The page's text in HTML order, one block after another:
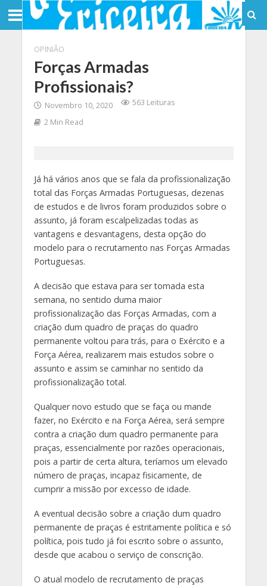
OPINIÃO
Forças Armadas
Profissionais?
Novembro 10, 2020
563 Leituras
2 Min Read
Já há vários anos que se fala da profissionalização
total das Forças Armadas Portuguesas, dezenas
de estudos e de livros foram produzidos sobre o
assunto, já foram escalpelizadas todas as
vantagens e desvantagens, desta opção do
modelo para o recrutamento nas Forças Armadas
Portuguesas.
A decisão que estava para ser tomada esta
semana, no sentido duma maior
profissionalização das Forças Armadas, com a
criação dum quadro de praças do quadro
permanente voltou para trás, para o Exército e a
Força Aérea, realizarem mais estudos sobre o
assunto e assim se caminhar no sentido da
profissionalização total.
Qualquer novo estudo que se faça ou mande
fazer, no Exército e na Força Aérea, será sempre
contra a criação dum quadro permanente para
praças, essencialmente por razões operacionais,
pois a partir de certa altura, teríamos um elevado
número de praças, incapaz fisicamente, de
cumprir a missão por excesso de idade.
A eventual decisão sobre a criação dum quadro
permanente de praças é estritamente política e só
política, pois tudo já foi escrito sobre o assunto,
desde que acabou o serviço de conscrição.
O atual modelo de recrutamento de praças